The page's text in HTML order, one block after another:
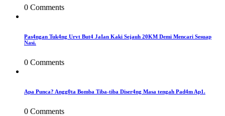
0 Comments
Pas4ngan Tuk4ng Urvt But4 JaIan Kaki Sejauh 20KM Demi Mencari Sesuap
Nasi.
0 Comments
Apa Punca? Angg0ta Bomba Tiba-tiba Diser4ng Masa tengah Pad4m Ap1.
0 Comments